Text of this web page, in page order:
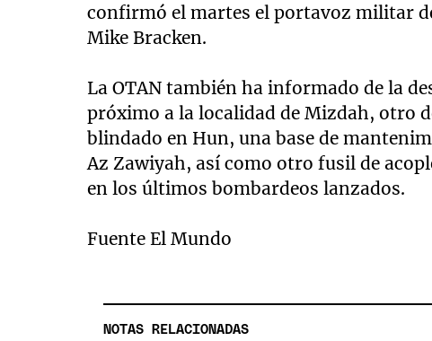
confirmó el martes el portavoz militar
Mike Bracken.
La OTAN también ha informado de la
próximo a la localidad de Mizdah, otro
blindado en Hun, una base de
Az Zawiyah, así como otro fusil de
en los últimos bombardeos lanzados.
Fuente El Mundo
NOTAS RELACIONADAS